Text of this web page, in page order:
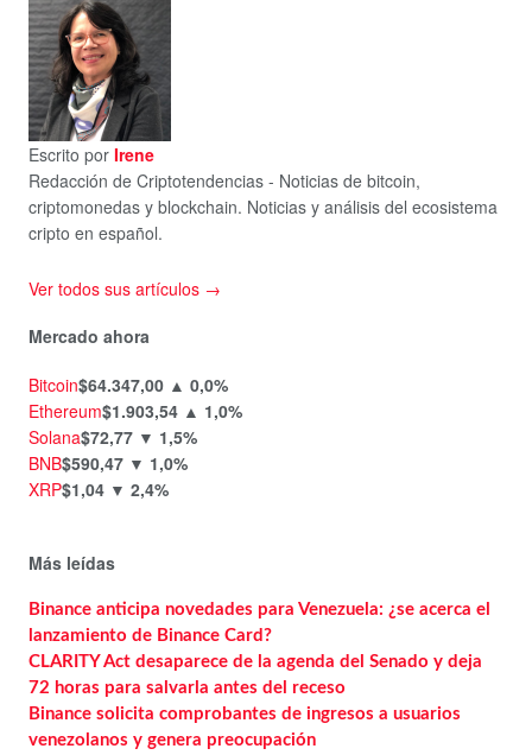
Escrito por Irene
Redacción de Criptotendencias - Noticias de bitcoin,
criptomonedas y blockchain. Noticias y análisis del ecosistema
cripto en español.
Ver todos sus artículos →
Mercado ahora
Bitcoin$64.347,00 ▲ 0,0%
Ethereum$1.903,54 ▲ 1,0%
Solana$72,77 ▼ 1,5%
BNB$590,47 ▼ 1,0%
XRP$1,04 ▼ 2,4%
Más leídas
Binance anticipa novedades para Venezuela: ¿se acerca el
lanzamiento de Binance Card?
CLARITY Act desaparece de la agenda del Senado y deja
72 horas para salvarla antes del receso
Binance solicita comprobantes de ingresos a usuarios
venezolanos y genera preocupación